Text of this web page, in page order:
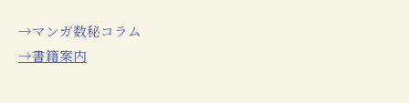
→マンガ数秘コラム
→書籍案内